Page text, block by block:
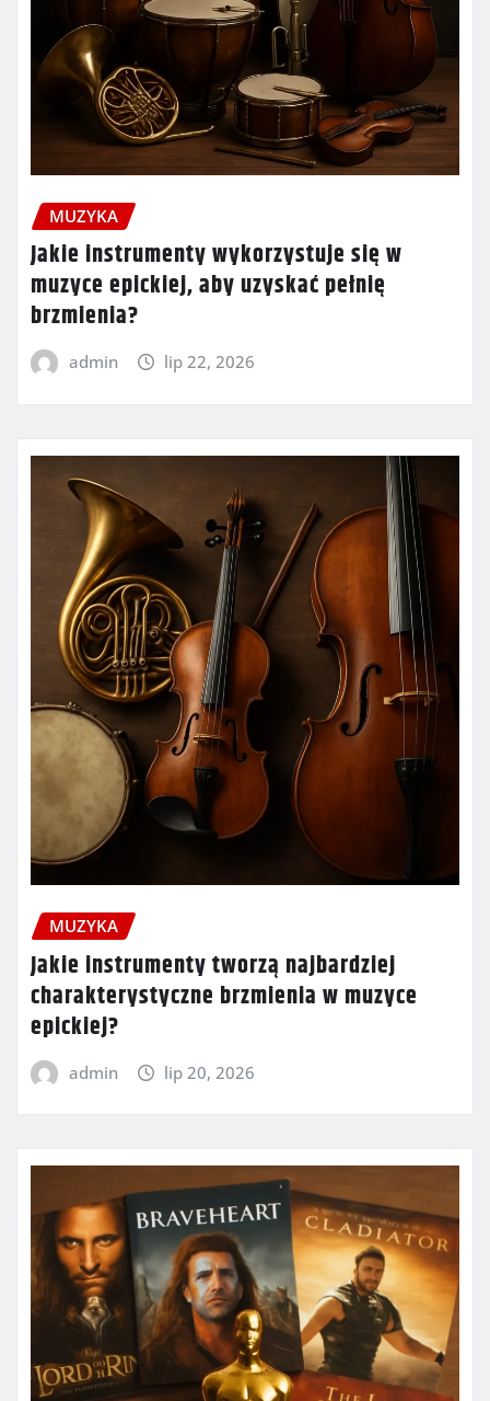
MUZYKA
Jakie instrumenty wykorzystuje się w
muzyce epickiej, aby uzyskać pełnię
brzmienia?
admin lip 22, 2026
MUZYKA
Jakie instrumenty tworzą najbardziej
charakterystyczne brzmienia w muzyce
epickiej?
admin lip 20, 2026